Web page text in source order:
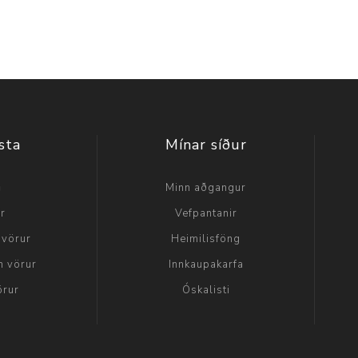
vörur
Mínar síður
Minn aðgangur
Vefpantanir
Heimilisföng
Innkaupakarfa
Óskalisti